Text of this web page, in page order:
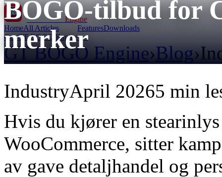
GT BOGO Engine
HomeAll Articles FeaturesDownloads
Get GT BOGO Engine →
GT BOGO Engine›Blog›
BOGO-tilbud for
merker
IndustryApril 20265 min
Hvis du kjører en
WooCommerce, sitter
av gave detaljhandel og